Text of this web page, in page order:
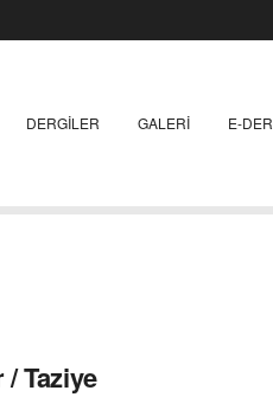
DERGILER GALERI E-
Taziye